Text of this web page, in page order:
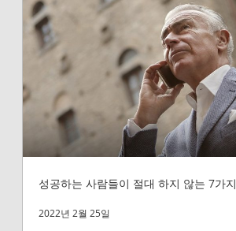
성공하는 사람들이 절대 하지 않는 7가지
2022년 2월 25일